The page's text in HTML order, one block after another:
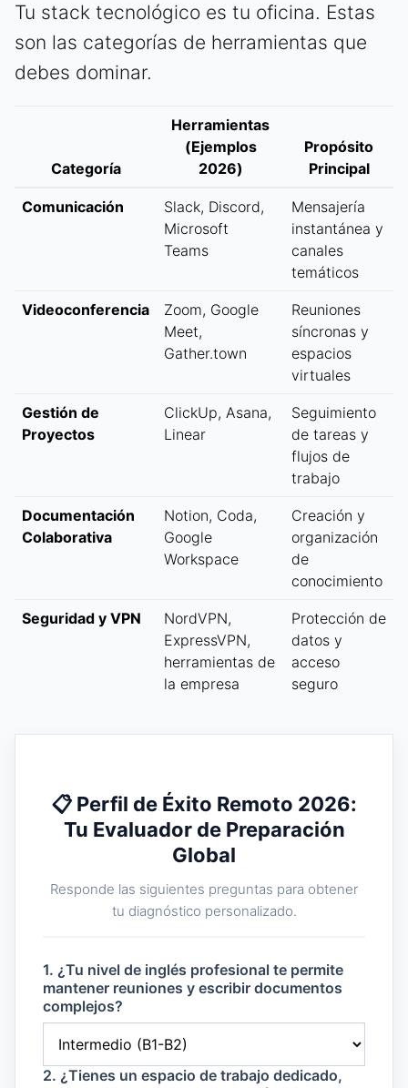
Tu stack tecnológico es tu oficina. Estas
son las categorías de herramientas que
debes dominar.
Categoría
Herramientas
(Ejemplos
2026)
Propósito
Principal
Comunicación
Slack, Discord,
Microsoft
Teams
Mensajería
instantánea y
canales
temáticos
Videoconferencia
Zoom, Google
Meet,
Gather.town
Reuniones
síncronas y
espacios
virtuales
Gestión de
Proyectos
ClickUp, Asana,
Linear
Seguimiento
de tareas y
flujos de
trabajo
Documentación
Colaborativa
Notion, Coda,
Google
Workspace
Creación y
organización
de
conocimiento
Seguridad y VPN
NordVPN,
ExpressVPN,
herramientas de
la empresa
Protección de
datos y
acceso
seguro
📋 Perfil de Éxito Remoto 2026:
Tu Evaluador de Preparación
Global
Responde las siguientes preguntas para obtener
tu diagnóstico personalizado.
1. ¿Tu nivel de inglés profesional te permite
mantener reuniones y escribir documentos
complejos?
2. ¿Tienes un espacio de trabajo dedicado,